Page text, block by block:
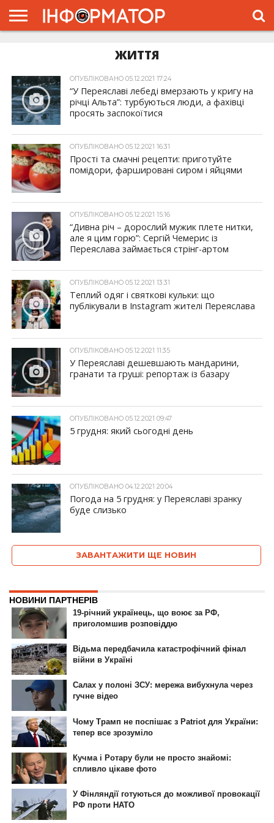
ЖИТТЯ
ОПУБЛІКОВАНО 05.12.2021 17:24
“У Переяславі лебеді вмерзають у кригу на
річці Альта”: турбуються люди, а фахівці
просять заспокоїтися
ОПУБЛІКОВАНО 05.12.2021 16:31
Прості та смачні рецепти: приготуйте
помідори, фаршировані сиром і яйцями
ОПУБЛІКОВАНО 05.12.2021 15:16
“Дивна річ – дорослий мужик плете нитки,
але я цим горю”: Сергій Чемерис із
Переяслава займається стрінг-артом
ОПУБЛІКОВАНО 05.12.2021 13:31
Теплий одяг і святкові кульки: що
публікували в Instagram жителі Переяслава
ОПУБЛІКОВАНО 05.12.2021 11:35
У Переяславі дешевшають мандарини,
гранати та груші: репортаж із базару
ОПУБЛІКОВАНО 05.12.2021 09:47
5 грудня: який сьогодні день
ОПУБЛІКОВАНО 04.12.2021 20:04
Погода на 5 грудня: у Переяславі зранку
буде слизько
ЗАВАНТАЖИТИ ЩЕ НОВИН